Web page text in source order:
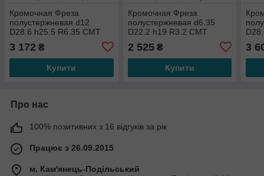
Кромочная Фреза
полустержневая d12
D28.6 h25.5 R6.35 СМТ
3 172 ₴
Купити
Кромочная Фреза
полустержневая d6.35
D22.2 h19 R3.2 СМТ
2 525₴
Купити
3
Про нас
100% позитивних з 16 відгуків за рік
Працює з 26.09.2015
м. Кам'янець-Подільський